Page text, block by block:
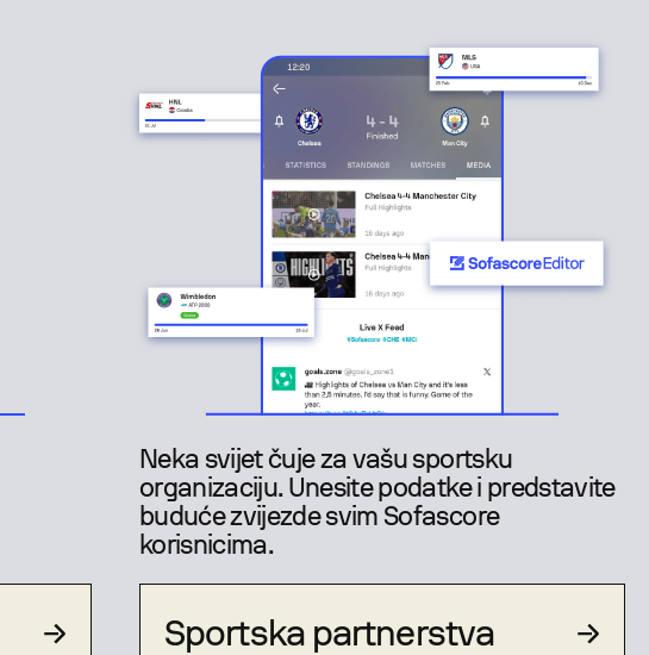
Neka svijet čuje za vašu sportsku
organizaciju. Unesite podatke i predstavite
buduće zvijezde svim Sofascore
korisnicima.
Sportska partnerstva